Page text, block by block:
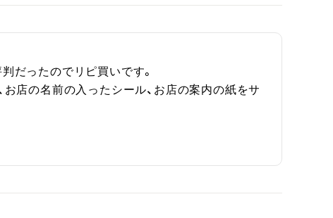
だったのでリピ買いです。
店の名前の入ったシール、お店の案内の紙をサ